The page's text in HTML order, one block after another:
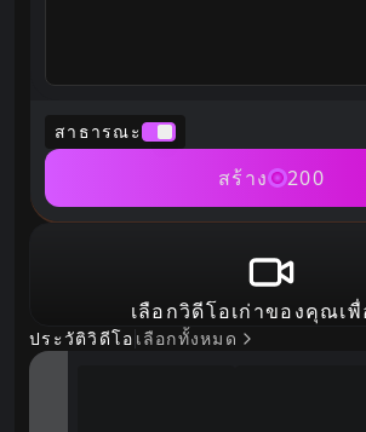
สาธารณะ
สร้าง 200
เลือกวิดีโอเก่าของคุณเพื่
ประวัติวิดีโอ เลือกทั้งหมด